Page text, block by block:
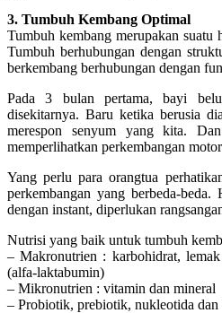
3. Tumbuh Kembang Optimal
Tumbuh kembang merupakan suatu
Tumbuh berhubungan dengan
berkembang berhubungan dengan
Pada 3 bulan pertama, bayi
disekitarnya. Baru ketika berusia
merespon senyum yang kita.
memperlihatkan perkembangan
Yang perlu para orangtua
perkembangan yang berbeda-
dengan instant, diperlukan
Nutrisi yang baik untuk tumbuh
– Makronutrien : karbohidrat,
(alfa-laktabumin)
– Mikronutrien : vitamin dan mineral
– Probiotik, prebiotik, nukleotida dan